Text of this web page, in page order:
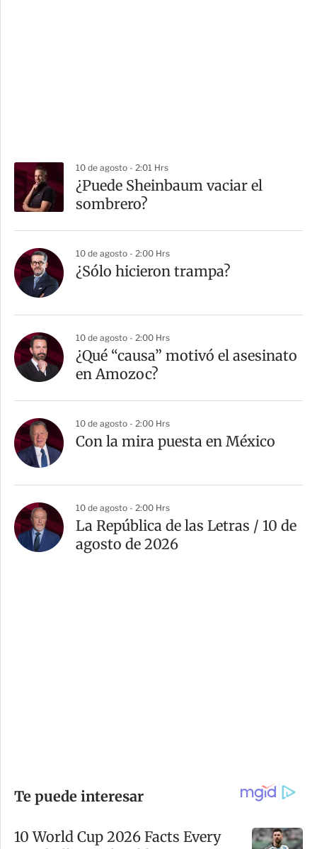
10 de agosto - 2:01 Hrs
¿Puede Sheinbaum vaciar el
sombrero?
10 de agosto - 2:00 Hrs
¿Sólo hicieron trampa?
10 de agosto - 2:00 Hrs
¿Qué “causa” motivó el asesinato
en Amozoc?
10 de agosto - 2:00 Hrs
Con la mira puesta en México
10 de agosto - 2:00 Hrs
La República de las Letras / 10 de
agosto de 2026